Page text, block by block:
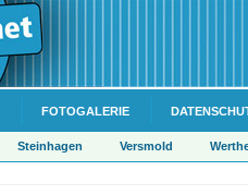
FOTOGALERIE
Steinhagen Versmold